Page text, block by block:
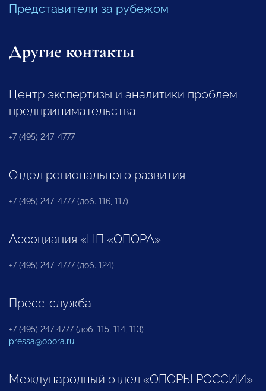
Представители за рубежом
Другие контакты
Центр экспертизы и аналитики проблем
предпринимательства
+7 (495) 247-4777
Отдел регионального развития
+7 (495) 247-4777 (доб. 116, 117)
Ассоциация «НП «ОПОРА»
+7 (495) 247-4777 (доб. 124)
Пресс-служба
+7 (495) 247 4777 (доб. 115, 114, 113)
pressa@opora.ru
Международный отдел «ОПОРЫ РОССИИ»